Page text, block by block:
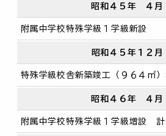
昭和４５年
附属中学校特殊学級１学級新設
昭和４５年１
特殊学級校舎新築竣工（９６４㎡
昭和４６年
附属中学校特殊学級１学級増設 計